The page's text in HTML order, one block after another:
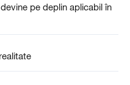
pe deplin aplicabil în